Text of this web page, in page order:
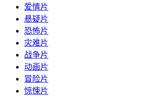
爱情片
悬疑片
恐怖片
灾难片
战争片
动画片
冒险片
惊悚片